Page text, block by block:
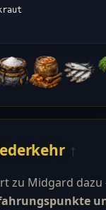
zu Midgard dazu